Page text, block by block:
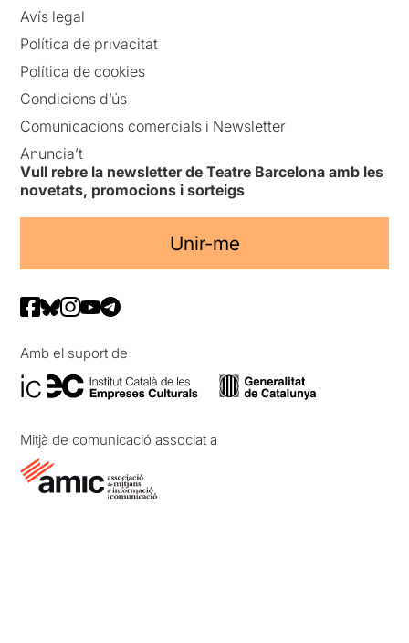
Avís legal
Política de privacitat
Política de cookies
Condicions d’ús
Comunicacions comercials i Newsletter
Anuncia’t
Vull rebre la newsletter de Teatre Barcelona amb les
novetats, promocions i sorteigs
Unir-me
Amb el suport de
Mitjà de comunicació associat a